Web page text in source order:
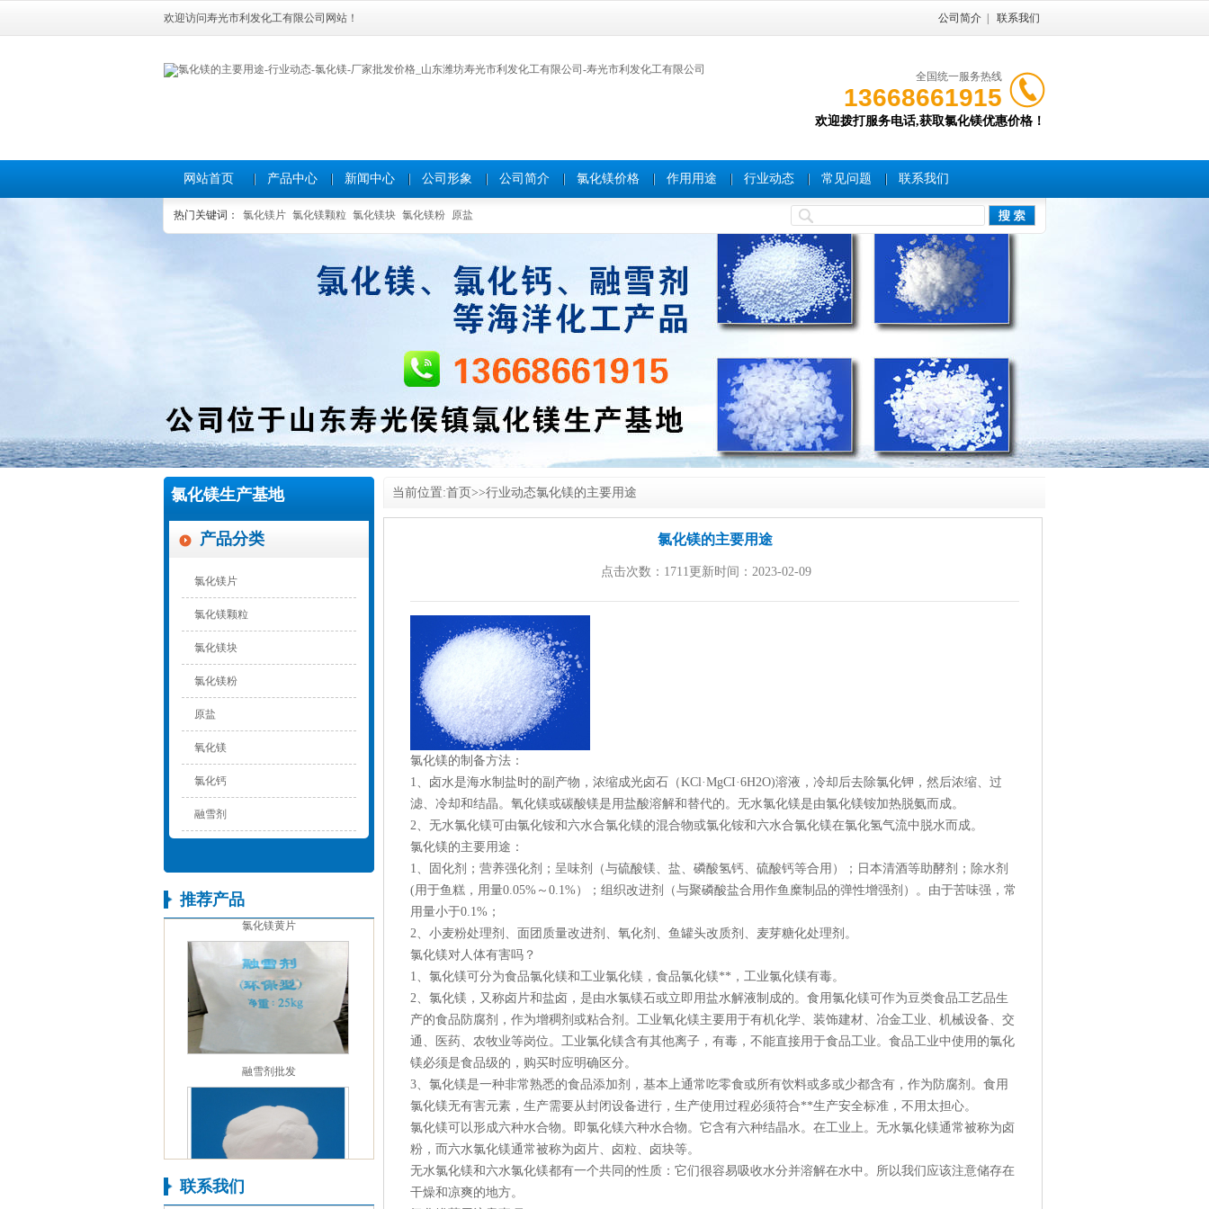
欢迎访问寿光市利发化工有限公司网站！ 公司简介 联系我们
全国统一服务热线
13668661915
欢迎拨打服务电话,获取氯化镁优惠价格！
网站首页 产品中心 新闻中心 公司形象 公司简介 氯化镁价格 作用用途 行业动态 常见问题 联系我们
热门关键词： 氯化镁片 氯化镁颗粒 氯化镁块 氯化镁粉 原盐
氯化镁生产基地
产品分类
氯化镁片
氯化镁颗粒
氯化镁块
氯化镁粉
原盐
氧化镁
氯化钙
融雪剂
推荐产品
氯化镁黄片
氧化镁
联系我们
当前位置:首页 >>行业动态氯化镁的主要用途
氯化镁的主要用途
点击次数：1711更新时间：2023-02-09
氯化镁的制备方法：
1、卤水是海水制盐时的副产物，浓缩成光卤石（KCl·MgCI·6H2O)溶液，冷却后去除氯化钾，然后浓缩、过
滤、冷却和结晶。氧化镁或碳酸镁是用盐酸溶解和替代的。无水氯化镁是由氯化镁铵加热脱氨而成。
2、无水氯化镁可由氯化铵和六水合氯化镁的混合物或氯化铵和六水合氯化镁在氯化氢气流中脱水而成。
氯化镁的主要用途：
1、固化剂；营养强化剂；呈味剂（与硫酸镁、盐、磷酸氢钙、硫酸钙等合用）；日本清酒等助酵剂；除水剂
(用于鱼糕，用量0.05%～0.1%）；组织改进剂（与聚磷酸盐合用作鱼糜制品的弹性增强剂）。由于苦味强，常
用量小于0.1%；
2、小麦粉处理剂、面团质量改进剂、氧化剂、鱼罐头改质剂、麦芽糖化处理剂。
氯化镁对人体有害吗？
1、氯化镁可分为食品氯化镁和工业氯化镁，食品氯化镁**，工业氯化镁有毒。
2、氯化镁，又称卤片和盐卤，是由水氯镁石或立即用盐水解液制成的。食用氯化镁可作为豆类食品工艺品生
产的食品防腐剂，作为增稠剂或粘合剂。工业氧化镁主要用于有机化学、装饰建材、冶金工业、机械设备、交
通、医药、农牧业等岗位。工业氯化镁含有其他离子，有毒，不能直接用于食品工业。食品工业中使用的氯化
镁必须是食品级的，购买时应明确区分。
3、氯化镁是一种非常熟悉的食品添加剂，基本上通常吃零食或所有饮料或多或少都含有，作为防腐剂。食用
氯化镁无有害元素，生产需要从封闭设备进行，生产使用过程必须符合**生产安全标准，不用太担心。
氯化镁可以形成六种水合物。即氯化镁六种水合物。它含有六种结晶水。在工业上。无水氯化镁通常被称为卤
粉，而六水氯化镁通常被称为卤片、卤粒、卤块等。
无水氯化镁和六水氯化镁都有一个共同的性质：它们很容易吸收水分并溶解在水中。所以我们应该注意储存在
干燥和凉爽的地方。